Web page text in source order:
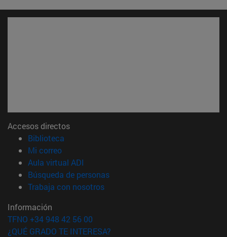
Accesos directos
Biblioteca
Mi correo(abre en nueva ventana)
Aula virtual ADI
Búsqueda de personas(abre en nueva ventana)
Trabaja con nosotros(abre en nueva ventana)
Información
TFNO +34 948 42 56 00
¿QUÉ GRADO TE INTERESA?